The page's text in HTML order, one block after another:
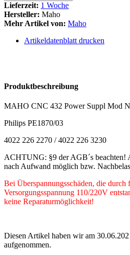
Lieferzeit: 1 Woche
Hersteller: Maho
Mehr Artikel von: Maho
Artikeldatenblatt drucken
Produktbeschreibung
MAHO CNC 432 Power Suppl Mod
Philips PE1870/03
4022 226 2270 / 4022 226 3230
ACHTUNG: §9 der AGB´s beachten!
nach Aufwand möglich bzw.
Bei Überspannungsschäden, die durch
Versorgungsspannung 110/220V
keine Reparaturmöglichkeit!
Diesen Artikel haben wir am
aufgenommen.